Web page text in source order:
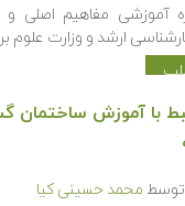
آموزشی مفاهیم اصلی
ارشد و وزارت
با آموزش ساختمان
توسط محمد حسینی کیا